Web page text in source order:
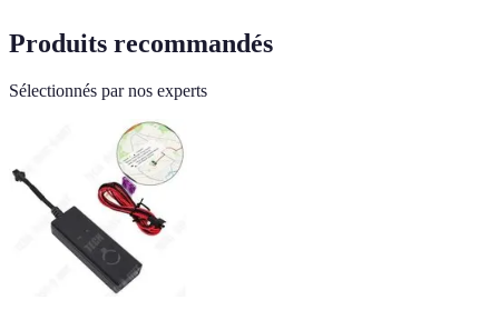
Produits recommandés
Sélectionnés par nos experts